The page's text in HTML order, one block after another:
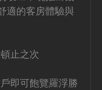
適的客房體驗與
止之次
即可飽覽羅浮勝